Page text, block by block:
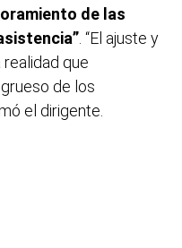
de las
. “El ajuste y
que
de los
el dirigente.